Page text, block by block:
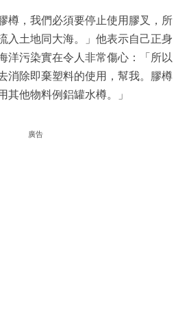
樽，我們必須要停止使用膠叉，所
入土地同大海。」他表示自己正身
洋污染實在令人非常傷心：「所以
消除即棄塑料的使用，幫我。膠樽
其他物料例鋁罐水樽。」
廣告